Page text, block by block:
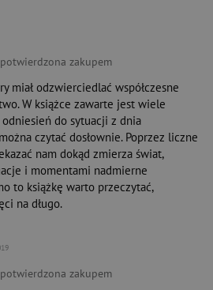
zakupem
miał odzwierciedlać współczesne
W książce zawarte jest wiele
do sytuacji z dnia
czytać dosłownie. Poprzez liczne
nam dokąd zmierza świat,
i momentami nadmierne
to książkę warto przeczytać,
na długo.
zakupem